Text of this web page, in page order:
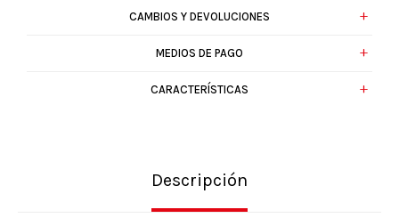
CAMBIOS Y DEVOLUCIONES
MEDIOS DE PAGO
CARACTERÍSTICAS
Descripción